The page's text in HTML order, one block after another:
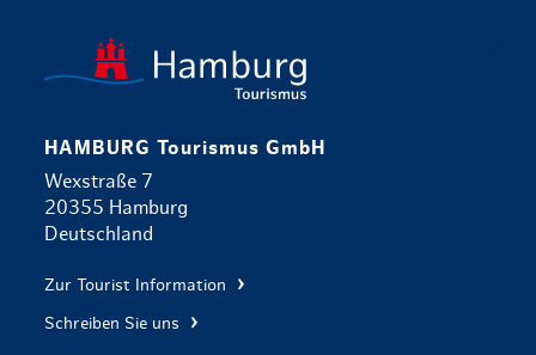
HAMBURG Tourismus GmbH
Wexstraße 7
20355 Hamburg
Deutschland
Zur Tourist Information
Schreiben Sie uns